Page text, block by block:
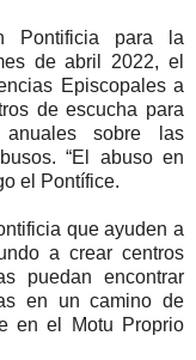
Pontificia para la
de abril 2022, el
Episcopales a
de escucha para
sobre las
“El abuso en
el Pontífice.
que ayuden a
a crear centros
puedan encontrar
en un camino de
en el Motu Proprio